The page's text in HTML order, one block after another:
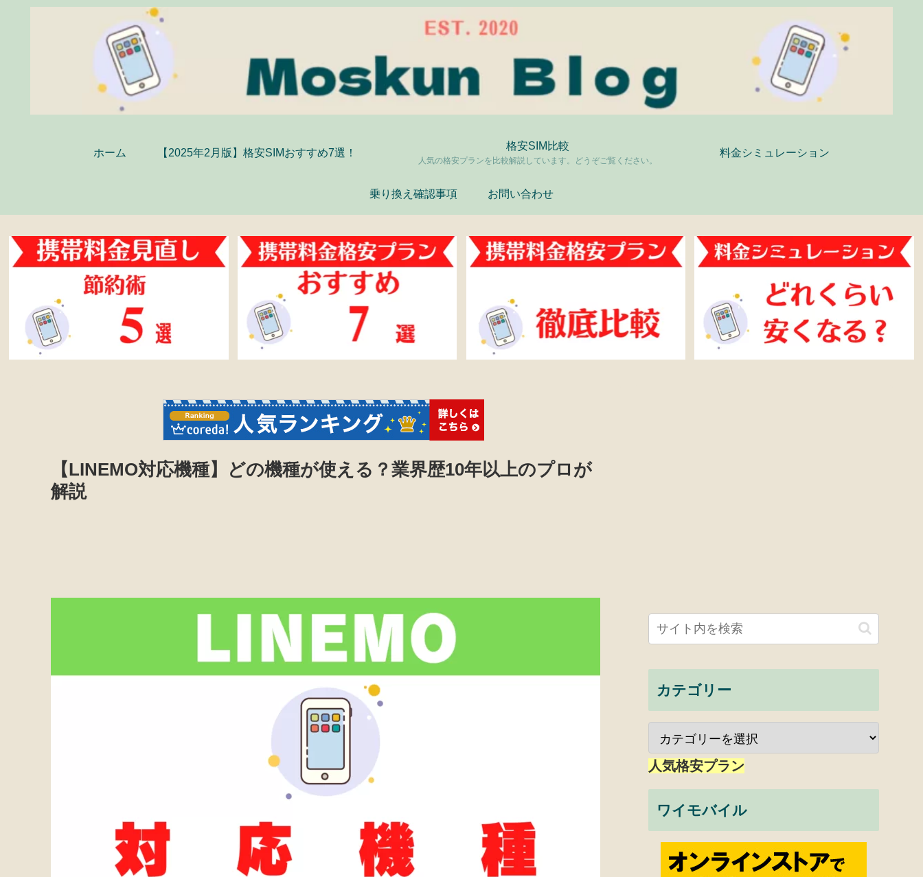
ホーム 【2025年2月版】格安SIMおすすめ7選！
格安SIM比較
人気の格安プランを比較解説しています。どうぞご覧ください。
料金シミュレーション
乗り換え確認事項 お問い合わせ
【LINEMO対応機種】どの機種が使える？業界歴10年以上のプロが
解説
カテゴリー
人気格安プラン
ワイモバイル